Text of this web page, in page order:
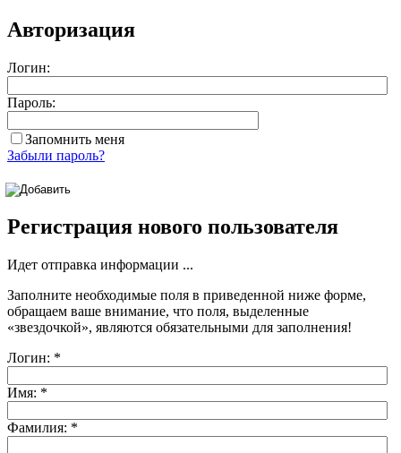
Авторизация
Логин:
Пароль:
Запомнить меня
Забыли пароль?
Регистрация нового пользователя
Идет отправка информации ...
Заполните необходимые поля в приведенной ниже форме,
обращаем ваше внимание, что поля, выделенные
«звездочкой», являются обязательными для заполнения!
Логин: *
Имя: *
Фамилия: *